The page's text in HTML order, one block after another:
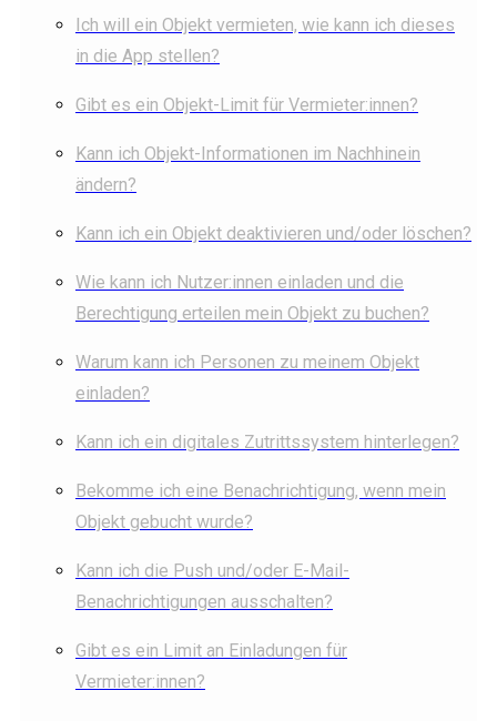
Ich will ein Objekt vermieten, wie kann ich dieses
in die App stellen?
Gibt es ein Objekt-Limit für Vermieter:innen?
Kann ich Objekt-Informationen im Nachhinein
ändern?
Kann ich ein Objekt deaktivieren und/oder löschen?
Wie kann ich Nutzer:innen einladen und die
Berechtigung erteilen mein Objekt zu buchen?
Warum kann ich Personen zu meinem Objekt
einladen?
Kann ich ein digitales Zutrittssystem hinterlegen?
Bekomme ich eine Benachrichtigung, wenn mein
Objekt gebucht wurde?
Kann ich die Push und/oder E-Mail-
Benachrichtigungen ausschalten?
Gibt es ein Limit an Einladungen für
Vermieter:innen?